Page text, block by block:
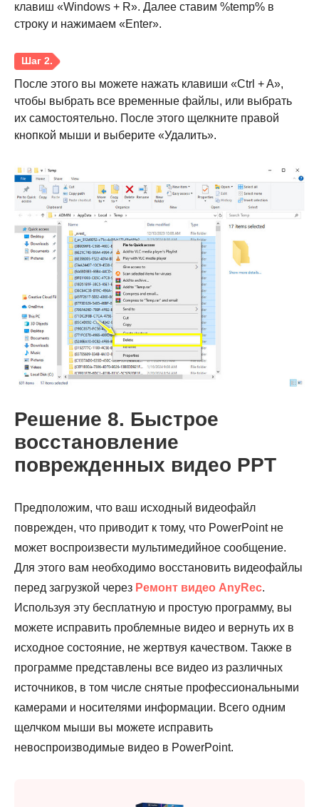
Шаг 1.
Шаг 2.
клавиш «Windows + R». Далее ставим %temp% в
строку и нажимаем «Enter».
После этого вы можете нажать клавиши «Ctrl + A»,
чтобы выбрать все временные файлы, или выбрать
их самостоятельно. После этого щелкните правой
кнопкой мыши и выберите «Удалить».
Решение 8. Быстрое
восстановление
поврежденных видео PPT
Предположим, что ваш исходный видеофайл
поврежден, что приводит к тому, что PowerPoint не
может воспроизвести мультимедийное сообщение.
Для этого вам необходимо восстановить видеофайлы
перед загрузкой через Ремонт видео AnyRec.
Используя эту бесплатную и простую программу, вы
можете исправить проблемные видео и вернуть их в
исходное состояние, не жертвуя качеством. Также в
программе представлены все видео из различных
источников, в том числе снятые профессиональными
камерами и носителями информации. Всего одним
щелчком мыши вы можете исправить
невоспроизводимые видео в PowerPoint.